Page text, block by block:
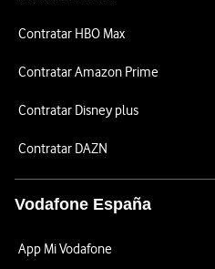
Contratar HBO Max
Contratar Amazon Prime
Contratar Disney plus
Contratar DAZN
Vodafone España
App Mi Vodafone